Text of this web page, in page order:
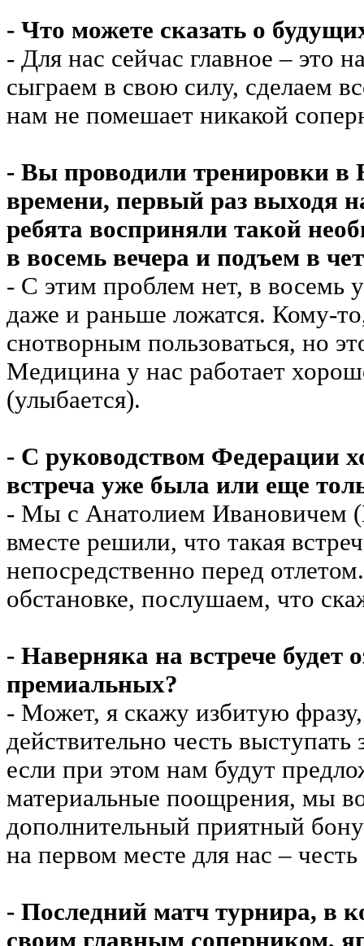
- Что можете сказать о
- Для нас сейчас главное – это
сыграем в свою силу, сделаем
нам не помешает никакой
- Вы проводили тренировки в
времени, первый раз выходя
ребята восприняли такой
в восемь вечера и подъем в
- С этим проблем нет, в восемь
даже и раньше ложатся. Кому-
снотворным пользоваться, но
Медицина у нас работает
(улыбается).
- С руководством Федерации
встреча уже была или еще
- Мы с Анатолием Ивановичем
вместе решили, что такая
непосредственно перед
обстановке, послушаем, что
- Наверняка на встрече будет
премиальных?
- Может, я скажу избитую
действительно честь
если при этом нам будут
материальные поощрения, мы
дополнительный приятный
на первом месте для нас – честь
- Последний матч турнира, в
своим главным соперником,